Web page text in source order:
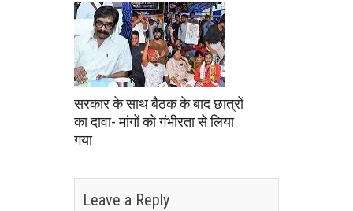
सरकार के साथ बैठक के बाद छात्रों
का दावा- मांगों को गंभीरता से लिया
गया
Leave a Reply